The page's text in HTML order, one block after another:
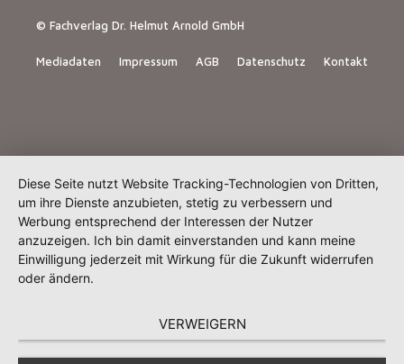
© Fachverlag Dr. Helmut Arnold GmbH
Mediadaten Impressum AGB Datenschutz Kontakt
Diese Seite nutzt Website Tracking-Technologien von Dritten,
um ihre Dienste anzubieten, stetig zu verbessern und
Werbung entsprechend der Interessen der Nutzer
anzuzeigen. Ich bin damit einverstanden und kann meine
Einwilligung jederzeit mit Wirkung für die Zukunft widerrufen
oder ändern.
VERWEIGERN